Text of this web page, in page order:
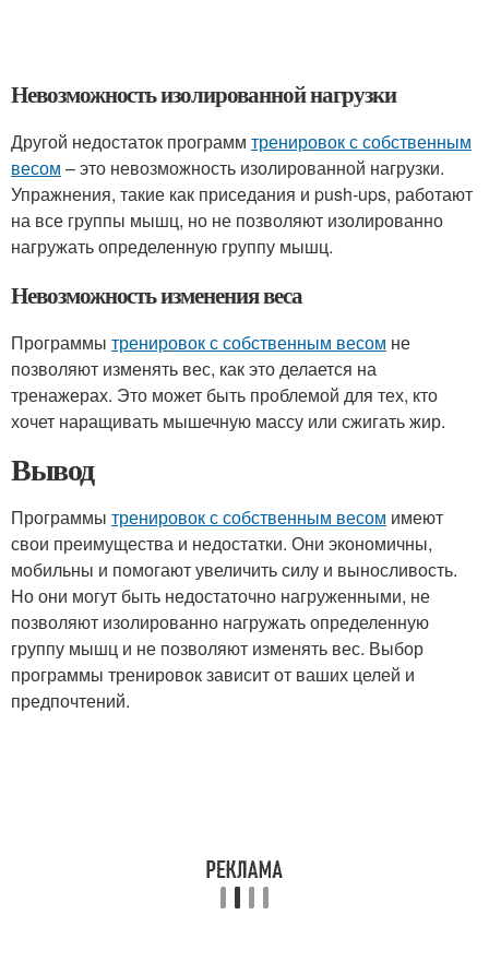
Невозможность изолированной нагрузки
Другой недостаток программ тренировок с собственным
весом – это невозможность изолированной нагрузки.
Упражнения, такие как приседания и push-ups, работают
на все группы мышц, но не позволяют изолированно
нагружать определенную группу мышц.
Невозможность изменения веса
Программы тренировок с собственным весом не
позволяют изменять вес, как это делается на
тренажерах. Это может быть проблемой для тех, кто
хочет наращивать мышечную массу или сжигать жир.
Вывод
Программы тренировок с собственным весом имеют
свои преимущества и недостатки. Они экономичны,
мобильны и помогают увеличить силу и выносливость.
Но они могут быть недостаточно нагруженными, не
позволяют изолированно нагружать определенную
группу мышц и не позволяют изменять вес. Выбор
программы тренировок зависит от ваших целей и
предпочтений.